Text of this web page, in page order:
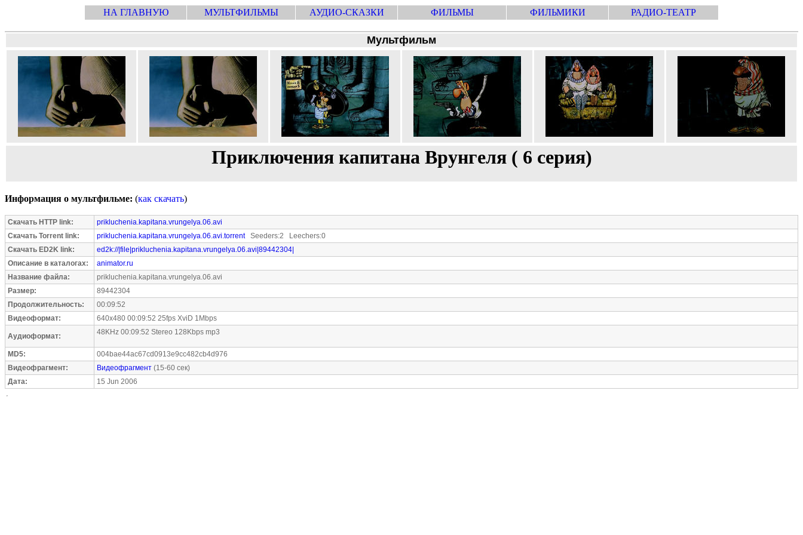
НА ГЛАВНУЮ МУЛЬТФИЛЬМЫ АУДИО-СКАЗКИ ФИЛЬМЫ ФИЛЬМИКИ РАДИО-ТЕАТР
Мультфильм
Приключения капитана Врунгеля ( 6 серия)
Информация о мультфильме: (как скачать)
Скачать HTTP link:
prikluchenia.kapitana.vrungelya.06.avi
Скачать Torrent link:
prikluchenia.kapitana.vrungelya.06.avi.torrentSeeders:2 Leechers:0
Скачать ED2K link:
ed2k://|file|prikluchenia.kapitana.vrungelya.06.avi|89442304|
Описание в каталогах:
animator.ru
Название файла:
prikluchenia.kapitana.vrungelya.06.avi
Размер:
89442304
Продолжительность:
00:09:52
Видеоформат:
640x480 00:09:52 25fps XviD 1Mbps
Аудиоформат: 48KHz 00:09:52 Stereo 128Kbps mp3
MD5:
004bae44ac67cd0913e9cc482cb4d976
Видеофрагмент:
Видеофрагмент (15-60 сек)
Дата:
15 Jun 2006